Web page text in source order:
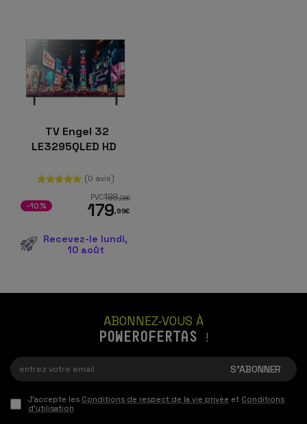
TV Engel 32
LE3295QLED HD
(0 avis)
PVC198,98€
179,99€
-10%
Recevez-le lundi,
10 août
ABONNEZ-VOUS À
POWEROFERTAS !
J'accepte les Conditions de respect de la vie privée et Conditions
d'utilisation